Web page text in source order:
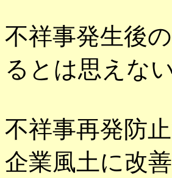
不祥事発生後
るとは思えな
不祥事再発防
企業風土に改